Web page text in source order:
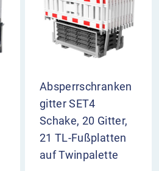
Absperrschranken
gitter SET4
Schake, 20 Gitter,
21 TL-Fußplatten
auf Twinpalette